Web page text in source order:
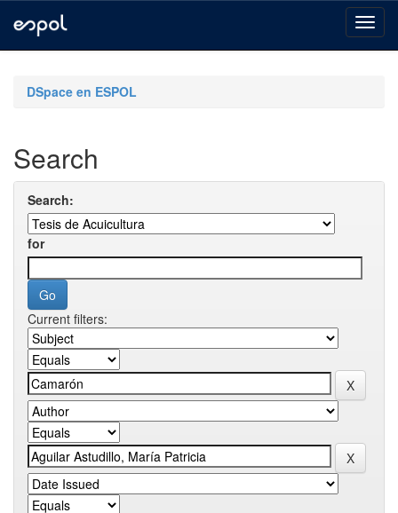
navigationDSpace en ESPOL
Search
Search:
for
Current filters: